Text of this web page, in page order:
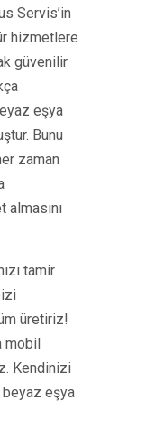
Servis’in
hizmetlere
güvenilir
eşya
Bunu
zaman
tamir
üretiriz!
mobil
Kendinizi
beyaz eşya